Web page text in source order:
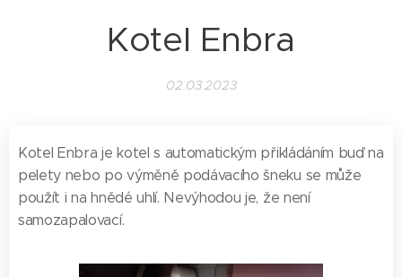
Kotel Enbra
02.03.2023
Kotel Enbra je kotel s automatickým přikládáním buď na
pelety nebo po výměně podávacího šneku se může
použít i na hnědé uhlí. Nevýhodou je, že není
samozapalovací.